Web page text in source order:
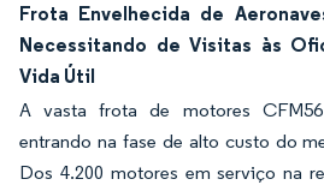
Frota Envelhecida de
Necessitando de Visitas às
Vida Útil
A vasta frota de motores
entrando na fase de alto custo do
Dos 4.200 motores em serviço na